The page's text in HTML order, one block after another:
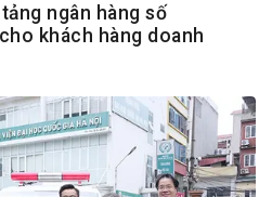
ngân hàng số
khách hàng doanh